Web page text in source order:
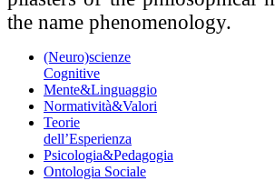
the name phenomenology.
(Neuro)scienze
Cognitive
Mente&Linguaggio
Normatività&Valori
Teorie
dell’Esperienza
Psicologia&Pedagogia
Ontologia Sociale